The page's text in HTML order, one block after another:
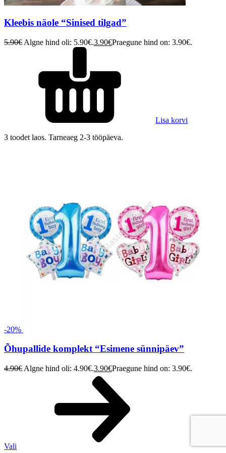
Kleebis näole “Sinised tilgad”
5.90€ Algne hind oli: 5.90€.3.90€Praegune hind on: 3.90€.
Lisa korvi
3 toodet laos. Tarneaeg 2-3 tööpäeva.
-20%
Õhupallide komplekt “Esimene sünnipäev”
4.90€ Algne hind oli: 4.90€.3.90€Praegune hind on: 3.90€.
Vali